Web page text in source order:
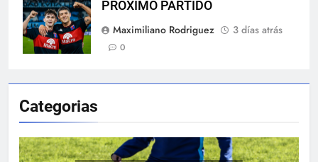
PRÓXIMO PARTIDO
Maximiliano Rodriguez
3 días atrás
0
Categorias